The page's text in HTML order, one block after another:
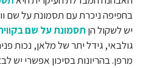
בחפיפה ניכרת עם תסמונת על שם
יש לשקול הן תסמונת על שם
גולבאי, גידל יתר של מלאן, נכות
מרפן. בהריונות בסיכון אפשרי יש